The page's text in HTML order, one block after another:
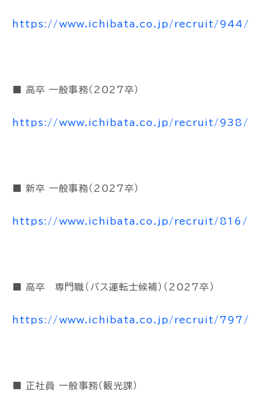
https://www.ichibata.co.jp/recruit/944/
■ 高卒 一般事務（2027卒）
https://www.ichibata.co.jp/recruit/938/
■ 新卒 一般事務（2027卒）
https://www.ichibata.co.jp/recruit/816/
■ 高卒 専門職（バス運転士候補）（2027卒）
https://www.ichibata.co.jp/recruit/797/
■ 正社員 一般事務（観光課）